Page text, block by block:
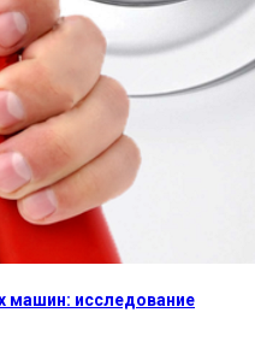
машин: исследование